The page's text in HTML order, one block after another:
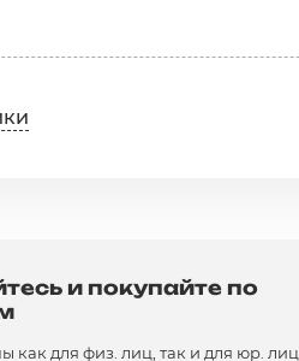
и покупайте по
как для физ. лиц, так и для юр. лиц